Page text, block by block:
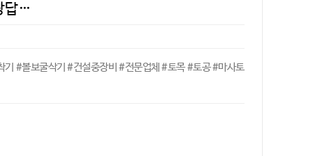
답…
#볼보굴삭기 #건설중장비 #전문업체 #토목 #토공 #마사토